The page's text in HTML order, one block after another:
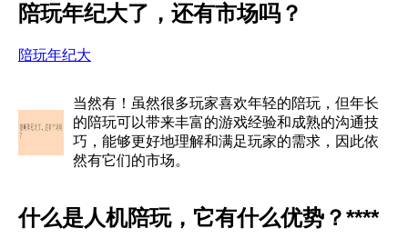
陪玩年纪大了，还有市场吗？
陪玩年纪大
当然有！虽然很多玩家喜欢年轻的陪玩，但年长
的陪玩可以带来丰富的游戏经验和成熟的沟通技
巧，能够更好地理解和满足玩家的需求，因此依
然有它们的市场。
什么是人机陪玩，它有什么优势？****